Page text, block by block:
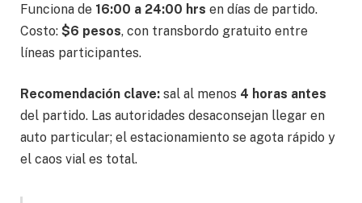
Funciona de 16:00 a 24:00 hrs en días de partido.
Costo: $6 pesos, con transbordo gratuito entre
líneas participantes.
Recomendación clave: sal al menos 4 horas antes
del partido. Las autoridades desaconsejan llegar en
auto particular; el estacionamiento se agota rápido y
el caos vial es total.